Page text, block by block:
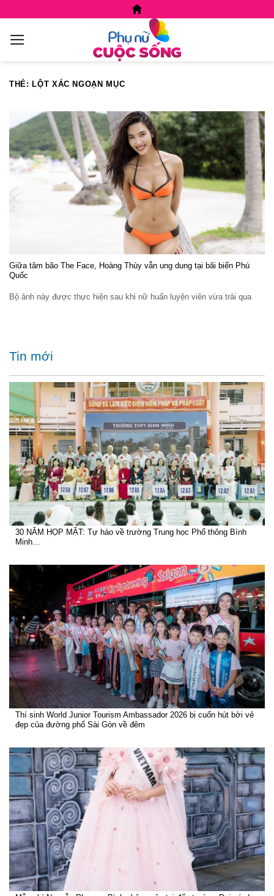
content
THẺ: LỘT XÁC NGOẠN MỤC
Giữa tâm bão The Face, Hoàng Thùy vẫn ung dung tại bãi biển Phú
Quốc
Bộ ảnh này được thực hiện sau khi nữ huấn luyện viên vừa trải qua
Tin mới
30 NĂM HỌP MẶT: Tự hào về trường Trung học Phổ thông Bình
Minh…
Thí sinh World Junior Tourism Ambassador 2026 bị cuốn hút bởi vẻ
đẹp của đường phố Sài Gòn về đêm